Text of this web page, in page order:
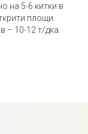
на 5-6 китки в
площи.
– 10-12 т/дка.